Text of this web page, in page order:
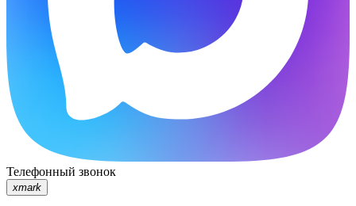
Телефонный звонок
xmark